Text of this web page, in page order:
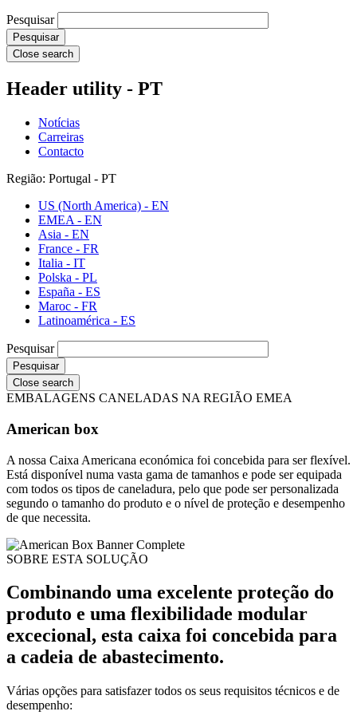
Pesquisar
Close search
Header utility - PT
Notícias
Carreiras
Contacto
Região: Portugal - PT
US (North America) - EN
EMEA - EN
Asia - EN
France - FR
Italia - IT
Polska - PL
España - ES
Maroc - FR
Latinoamérica - ES
Pesquisar
Close search
EMBALAGENS CANELADAS NA REGIÃO EMEA
American box
A nossa Caixa Americana económica foi concebida para ser flexível.
Está disponível numa vasta gama de tamanhos e pode ser equipada
com todos os tipos de caneladura, pelo que pode ser personalizada
segundo o tamanho do produto e o nível de proteção e desempenho
de que necessita.
SOBRE ESTA SOLUÇÃO
Combinando uma excelente proteção do
produto e uma flexibilidade modular
excecional, esta caixa foi concebida para
a cadeia de abastecimento.
Várias opções para satisfazer todos os seus requisitos técnicos e de
desempenho: